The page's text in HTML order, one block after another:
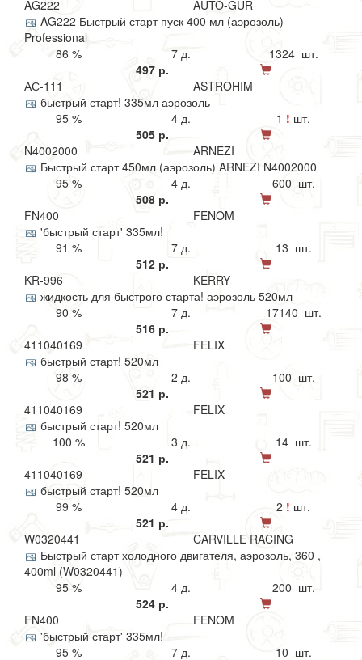
AG222
AUTO-GUR
AG222 Быстрый старт пуск 400 мл (аэрозоль)
Professional
86 %
7 д.
1324 шт.
497 р.
АС-111
ASTROHIM
быстрый старт! 335мл аэрозоль
95 %
4 д. 1 ! шт.
505 р.
N4002000
ARNEZI
Быстрый старт 450мл (аэрозоль) ARNEZI N4002000
95 %
4 д.
600 шт.
508 р.
FN400
FENOM
'быстрый старт' 335мл!
91 %
7 д.
13 шт.
512 р.
KR-996
KERRY
жидкость для быстрого старта! аэрозоль 520мл
90 %
7 д.
17140 шт.
516 р.
411040169
FELIX
быстрый старт! 520мл
98 %
2 д.
100 шт.
521 р.
411040169
FELIX
быстрый старт! 520мл
100 %
3 д.
14 шт.
521 р.
411040169
FELIX
быстрый старт! 520мл
99 %
4 д. 2 ! шт.
521 р.
W0320441
CARVILLE RACING
Быстрый старт холодного двигателя, аэрозоль, 360 ,
400ml (W0320441)
95 %
4 д.
200 шт.
524 р.
FN400
FENOM
'быстрый старт' 335мл!
95 %
7 д.
10 шт.